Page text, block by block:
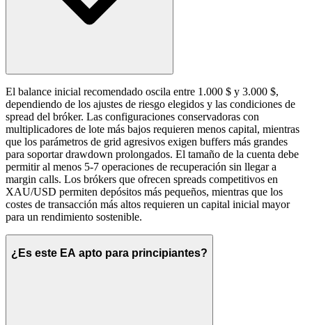
El balance inicial recomendado oscila entre 1.000 $ y 3.000 $,
dependiendo de los ajustes de riesgo elegidos y las condiciones de
spread del bróker. Las configuraciones conservadoras con
multiplicadores de lote más bajos requieren menos capital, mientras
que los parámetros de grid agresivos exigen buffers más grandes
para soportar drawdown prolongados. El tamaño de la cuenta debe
permitir al menos 5-7 operaciones de recuperación sin llegar a
margin calls. Los brókers que ofrecen spreads competitivos en
XAU/USD permiten depósitos más pequeños, mientras que los
costes de transacción más altos requieren un capital inicial mayor
para un rendimiento sostenible.
¿Es este EA apto para principiantes?